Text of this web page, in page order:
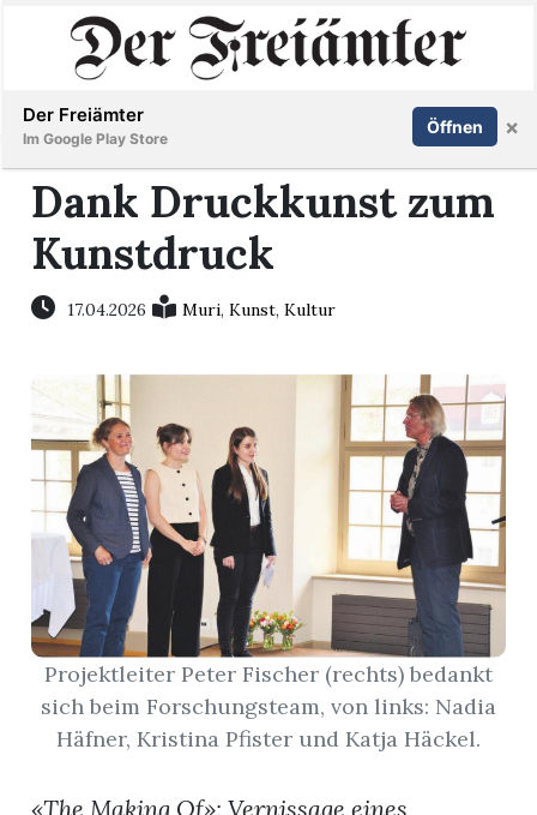
Immobilien
Veranstaltungen
Stellen
E-
Paper
Newsletter
App
Inserieren Abonnieren Anmelden
Dank Druckkunst zum
Kunstdruck
17.04.2026 Muri,Kunst,Kultur
Projektleiter Peter Fischer (rechts) bedankt
sich beim Forschungsteam, von links: Nadia
Häfner, Kristina Pfister und Katja Häckel.
«The Making Of»: Vernissage eines
Der Freiämter
Im Google Play Store
Öffnen ×